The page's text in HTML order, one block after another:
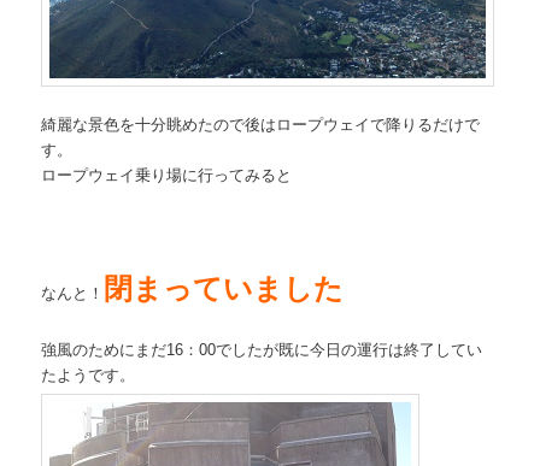
綺麗な景色を十分眺めたので後はロープウェイで降りるだけで
す。
ロープウェイ乗り場に行ってみると
なんと！ 閉まっていました
強風のためにまだ16：00でしたが既に今日の運行は終了してい
たようです。